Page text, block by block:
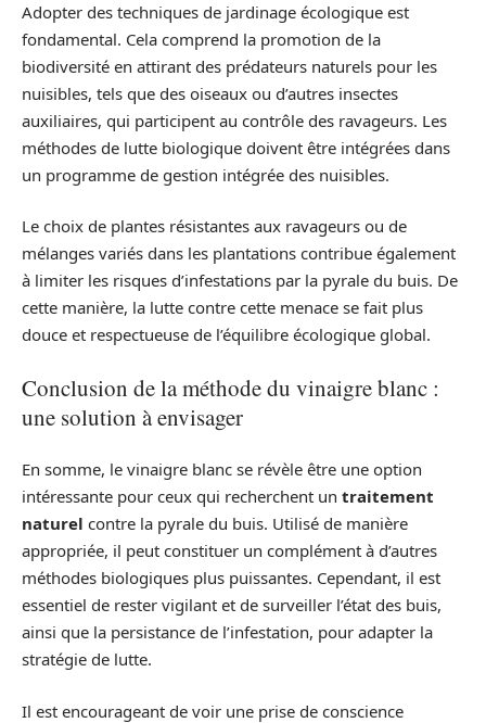
Adopter des techniques de jardinage écologique est
fondamental. Cela comprend la promotion de la
biodiversité en attirant des prédateurs naturels pour les
nuisibles, tels que des oiseaux ou d’autres insectes
auxiliaires, qui participent au contrôle des ravageurs. Les
méthodes de lutte biologique doivent être intégrées dans
un programme de gestion intégrée des nuisibles.
Le choix de plantes résistantes aux ravageurs ou de
mélanges variés dans les plantations contribue également
à limiter les risques d’infestations par la pyrale du buis. De
cette manière, la lutte contre cette menace se fait plus
douce et respectueuse de l’équilibre écologique global.
Conclusion de la méthode du vinaigre blanc :
une solution à envisager
En somme, le vinaigre blanc se révèle être une option
intéressante pour ceux qui recherchent un traitement
naturel contre la pyrale du buis. Utilisé de manière
appropriée, il peut constituer un complément à d’autres
méthodes biologiques plus puissantes. Cependant, il est
essentiel de rester vigilant et de surveiller l’état des buis,
ainsi que la persistance de l’infestation, pour adapter la
stratégie de lutte.
Il est encourageant de voir une prise de conscience